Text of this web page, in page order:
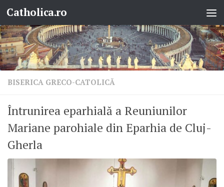
Skip to content
Catholica.ro
BISERICA GRECO-CATOLICĂ
Întrunirea eparhială a Reuniunilor
Mariane parohiale din Eparhia de Cluj-
Gherla